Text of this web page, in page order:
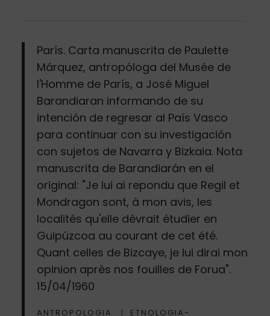
París. Carta manuscrita de Paulette
Márquez, antropóloga del Musée de
l'Homme de París, a José Miguel
Barandiaran informando de su
intención de regresar al País Vasco
para continuar con su investigación
con sujetos de Navarra y Bizkaia. Nota
manuscrita de Barandiarán en el
original: "Je lui ai repondu que Regil et
Mondragon sont, à mon avis, les
localités qu'elle dévrait étudier en
Guipúzcoa au courant de cet été.
Quant celles de Bizcaye, je lui dirai mon
opinion après nos fouilles de Forua".
15/04/1960
ANTROPOLOGIA ETNOLOGIA-